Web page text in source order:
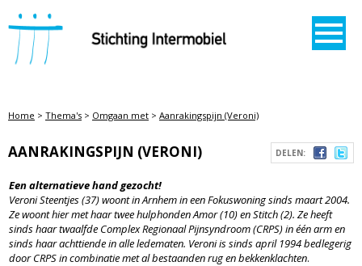
STICHTING INTERMOBIEL
Home > Thema's > Omgaan met > Aanrakingspijn (Veroni)
DELEN:
AANRAKINGSPIJN (VERONI)
Een alternatieve hand gezocht!
Veroni Steentjes (37) woont in Arnhem in een Fokuswoning sinds maart 2004.
Ze woont hier met haar twee hulphonden Amor (10) en Stitch (2). Ze heeft
sinds haar twaalfde Complex Regionaal Pijnsyndroom (CRPS) in één arm en
sinds haar achttiende in alle ledematen. Veroni is sinds april 1994 bedlegerig
door CRPS in combinatie met al bestaanden rug en bekkenklachten.